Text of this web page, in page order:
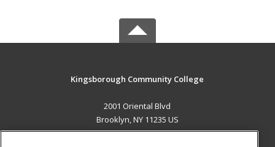
Kingsborough Community College
2001 Oriental Blvd
Brooklyn, NY 11235 US